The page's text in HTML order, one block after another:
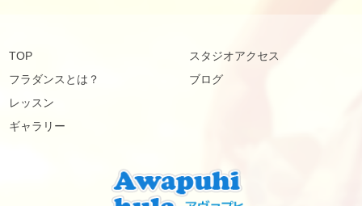
TOP
フラダンスとは？
レッスン
ギャラリー
スタジオアクセス
ブログ